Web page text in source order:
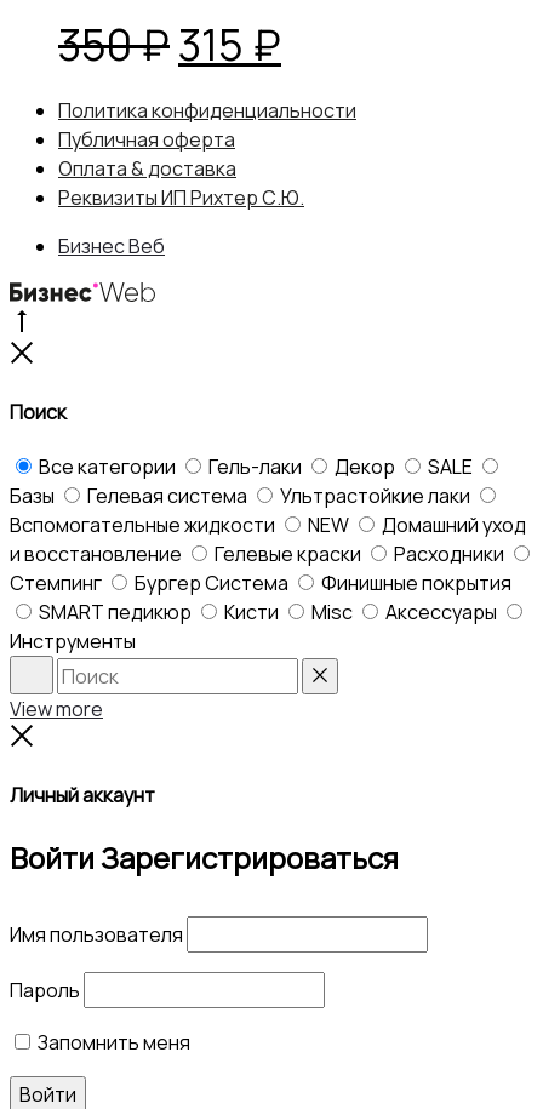
350₽Первоначальная
цена
составляла
315 ₽
цена:
Политика конфиденциальности
Публичная оферта
Оплата & доставка
Реквизиты ИП Рихтер С.Ю.
Бизнес Веб
Поиск
Все категории Гель-лаки Декор
SALE
Базы
Гелевая система
Ультрастойкие лаки
Вспомогательные жидкости
NEW
Домашний уход
и восстановление
Гелевые краски
Расходники
Стемпинг
Бургер Система
Финишные покрытия
SMART педикюр
Кисти Misc
Аксессуары
Инструменты
Search
View more
Личный аккаунт
ВойтиЗарегистрироваться
Имя пользователя
Пароль
Запомнить меня
Войти